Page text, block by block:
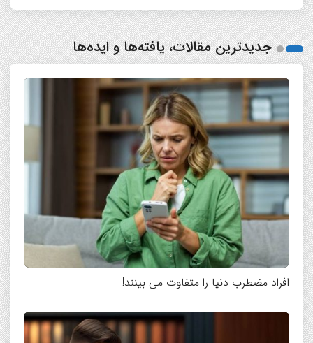
جدیدترین مقالات، یافته‌ها و ایده‌ها
افراد مضطرب دنیا را متفاوت می بینند!